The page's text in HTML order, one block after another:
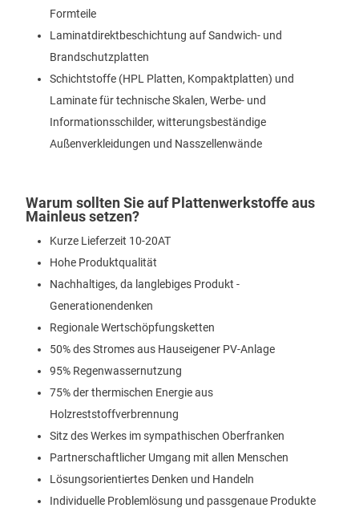
Formteile
Laminatdirektbeschichtung auf Sandwich- und
Brandschutzplatten
Schichtstoffe (HPL Platten, Kompaktplatten) und
Laminate für technische Skalen, Werbe- und
Informationsschilder, witterungsbeständige
Außenverkleidungen und Nasszellenwände
Warum sollten Sie auf Plattenwerkstoffe aus
Mainleus setzen?
Kurze Lieferzeit 10-20AT
Hohe Produktqualität
Nachhaltiges, da langlebiges Produkt -
Generationendenken
Regionale Wertschöpfungsketten
50% des Stromes aus Hauseigener PV-Anlage
95% Regenwassernutzung
75% der thermischen Energie aus
Holzreststoffverbrennung
Sitz des Werkes im sympathischen Oberfranken
Partnerschaftlicher Umgang mit allen Menschen
Lösungsorientiertes Denken und Handeln
Individuelle Problemlösung und passgenaue Produkte